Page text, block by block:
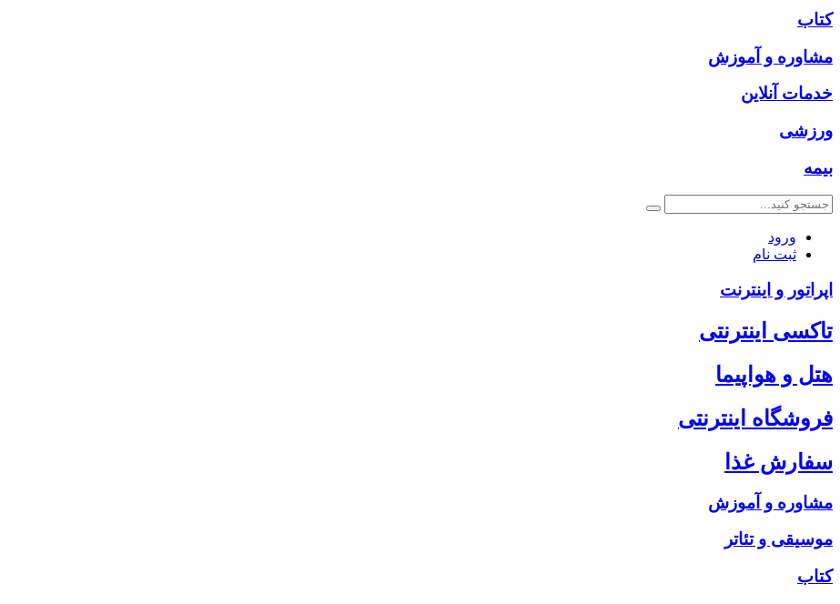
کتاب
مشاوره و آموزش
خدمات آنلاین
ورزشی
بیمه
ورود
ثبت نام
اپراتور و اینترنت
تاکسی اینترنتی
هتل و هواپیما
فروشگاه اینترنتی
سفارش غذا
مشاوره و آموزش
موسیقی و تئاتر
کتاب